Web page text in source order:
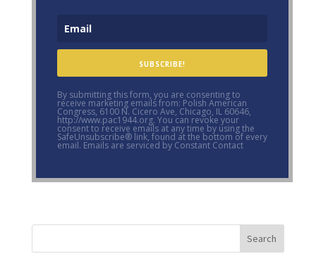
SUBSCRIBE!
By submitting this form, you are consenting to
receive marketing emails from: Polish American
Congress, 6100 N. Cicero Ave, Chicago, IL 60646,
http://www.pac1944.org. You can revoke your
consent to receive emails at any time by using the
SafeUnsubscribe® link, found at the bottom of every
email. Emails are serviced by Constant Contact
Search